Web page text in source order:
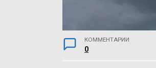
КОММЕНТАРИИ
0